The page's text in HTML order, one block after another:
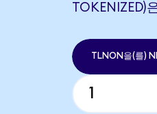
TOKENIZED)
TLNON을(를)